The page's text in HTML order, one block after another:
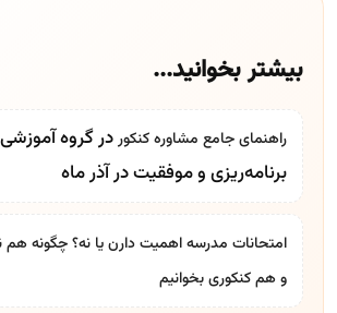
بیشتر بخوانید...
راهنمای جامع مشاوره کنکوردر گروه
برنامه‌ریزی و موفقیت در آذر ماه
امتحانات مدرسه اهمیت دارن یا نه؟ چگونه هم
و هم کنکوری بخوانیم